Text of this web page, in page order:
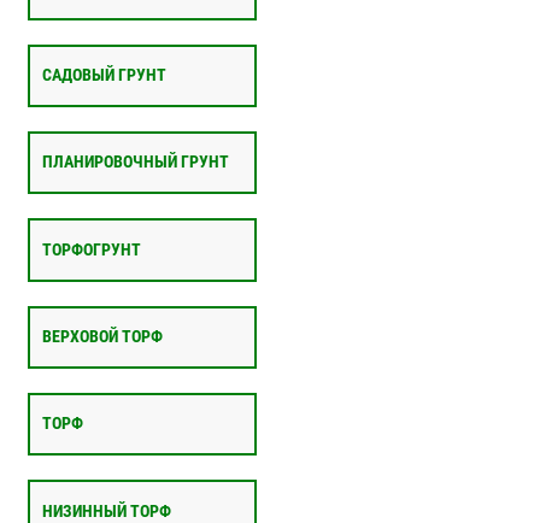
САДОВЫЙ ГРУНТ
ПЛАНИРОВОЧНЫЙ ГРУНТ
ТОРФОГРУНТ
ВЕРХОВОЙ ТОРФ
ТОРФ
НИЗИННЫЙ ТОРФ